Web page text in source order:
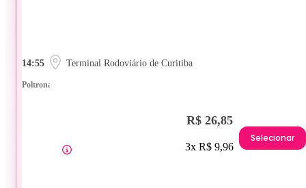
14:55 Terminal Rodoviário de Curitiba
Poltrona
R$ 26,85
3x R$ 9,96
Selecionar